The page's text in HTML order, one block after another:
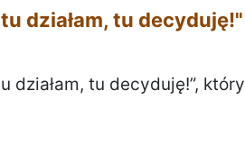
działam, tu decyduję!"
działam, tu decyduję!”, który